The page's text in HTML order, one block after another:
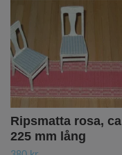
Ripsmatta rosa, ca
225 mm lång